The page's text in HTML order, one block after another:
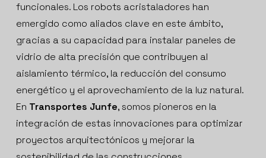
funcionales. Los robots acristaladores han
emergido como aliados clave en este ámbito,
gracias a su capacidad para instalar paneles de
vidrio de alta precisión que contribuyen al
aislamiento térmico, la reducción del consumo
energético y el aprovechamiento de la luz natural.
En Transportes Junfe, somos pioneros en la
integración de estas innovaciones para optimizar
proyectos arquitectónicos y mejorar la